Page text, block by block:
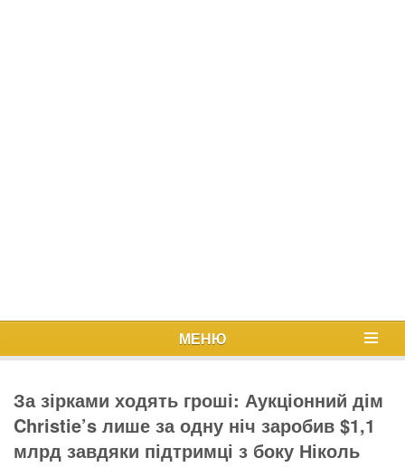
МЕНЮ
За зірками ходять гроші: Аукціонний дім
Christie’s лише за одну ніч заробив $1,1
млрд завдяки підтримці з боку Ніколь